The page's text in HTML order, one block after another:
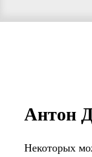
Антон
Некоторых